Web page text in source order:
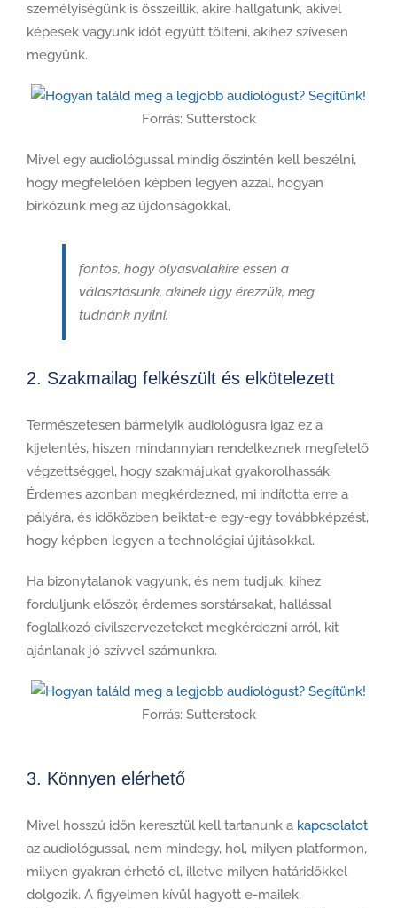
személyiségünk is összeillik, akire hallgatunk, akivel
képesek vagyunk időt együtt tölteni, akihez szívesen
megyünk.
Forrás: Sutterstock
Mivel egy audiológussal mindig őszintén kell beszélni,
hogy megfelelően képben legyen azzal, hogyan
birkózunk meg az újdonságokkal,
fontos, hogy olyasvalakire essen a
választásunk, akinek úgy érezzük, meg
tudnánk nyílni.
2. Szakmailag felkészült és elkötelezett
Természetesen bármelyik audiológusra igaz ez a
kijelentés, hiszen mindannyian rendelkeznek megfelelő
végzettséggel, hogy szakmájukat gyakorolhassák.
Érdemes azonban megkérdezned, mi indította erre a
pályára, és időközben beiktat-e egy-egy továbbképzést,
hogy képben legyen a technológiai újításokkal.
Ha bizonytalanok vagyunk, és nem tudjuk, kihez
forduljunk először, érdemes sorstársakat, hallással
foglalkozó civilszervezeteket megkérdezni arról, kit
ajánlanak jó szívvel számunkra.
Forrás: Sutterstock
3. Könnyen elérhető
Mivel hosszú időn keresztül kell tartanunk a kapcsolatot
az audiológussal, nem mindegy, hol, milyen platformon,
milyen gyakran érhető el, illetve milyen határidőkkel
dolgozik. A figyelmen kívül hagyott e-mailek,